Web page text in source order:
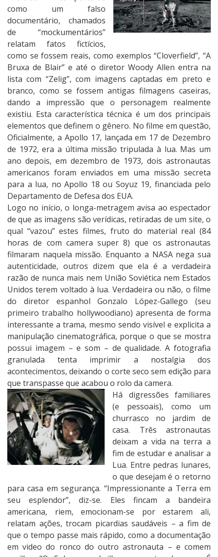
como um falso
documentário, chamados
de “mockumentários”
relatam fatos fictícios,
como se fossem reais, como exemplos “Cloverfield”, “A
Bruxa de Blair” e até o diretor Woody Allen entra na
lista com “Zelig”, com imagens captadas em preto e
branco, como se fossem antigas filmagens caseiras,
dando a impressão que o personagem realmente
existiu. Esta característica técnica é um dos principais
elementos que definem o gênero. No filme em questão,
Oficialmente, a Apollo 17, lançada em 17 de Dezembro
de 1972, era a última missão tripulada à lua. Mas um
ano depois, em dezembro de 1973, dois astronautas
americanos foram enviados em uma missão secreta
para a lua, no Apollo 18 ou Soyuz 19, financiada pelo
Departamento de Defesa dos EUA.
Logo no início, o longa-metragem avisa ao espectador
de que as imagens são verídicas, retiradas de um site, o
qual “vazou” estes filmes, fruto do material real (84
horas de com camera super 8) que os astronautas
filmaram naquela missão. Enquanto a NASA nega sua
autenticidade, outros dizem que ela é a verdadeira
razão de nunca mais nem União Soviética nem Estados
Unidos terem voltado à lua. Verdadeira ou não, o filme
do diretor espanhol Gonzalo López-Gallego (seu
primeiro trabalho hollywoodiano) apresenta de forma
interessante a trama, mesmo sendo visível e explicita a
manipulação cinematográfica, porque o que se mostra
possui imagem – e som – de qualidade. A fotografia
granulada tenta imprimir a nostalgia dos
acontecimentos, deixando o corte seco sem edição para
que transpasse que acabou o rolo da camera.
Há digressões familiares
(e pessoais), como um
churrasco no jardim de
casa. Três astronautas
deixam a vida na terra a
fim de estudar e analisar a
Lua. Entre pedras lunares,
o que desejam é o retorno
para casa em segurança. “Impressionante a Terra em
seu esplendor”, diz-se. Eles fincam a bandeira
americana, riem, emocionam-se por estarem ali,
relatam ações, trocam picardias saudáveis – a fim de
que o tempo passe mais rápido, como a documentação
em video do ronco do outro astronauta – e comem